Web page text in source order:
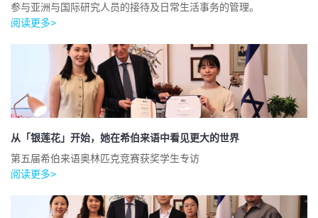
参与亚洲与国际研究人员的接待及日常生活事务的管理。
阅读更多>
从「银莲花」开始，她在希伯来语中看见更大的世界
第五届希伯来语奥林匹克竞赛获奖学生专访
阅读更多>